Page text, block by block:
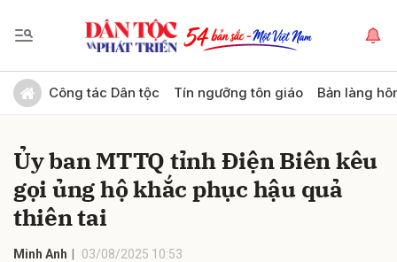
Công tác Dân tộc Tín ngưỡng tôn giáo Bản làng
Ủy ban MTTQ tỉnh Điện Biên kêu
gọi ủng hộ khắc phục hậu quả
thiên tai
Minh Anh 03/08/2025 10:53
Gửi bình luận